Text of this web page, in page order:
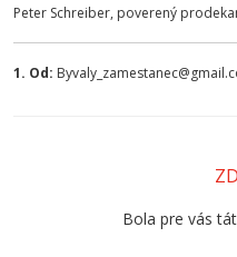
Peter Schreiber, poverený
1. Od:
Bola pre vás